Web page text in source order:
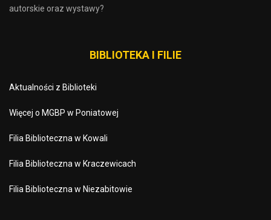
autorskie oraz wystawy?
BIBLIOTEKA I FILIE
Aktualności z Biblioteki
Więcej o MGBP w Poniatowej
Filia Biblioteczna w Kowali
Filia Biblioteczna w Kraczewicach
Filia Biblioteczna w Niezabitowie